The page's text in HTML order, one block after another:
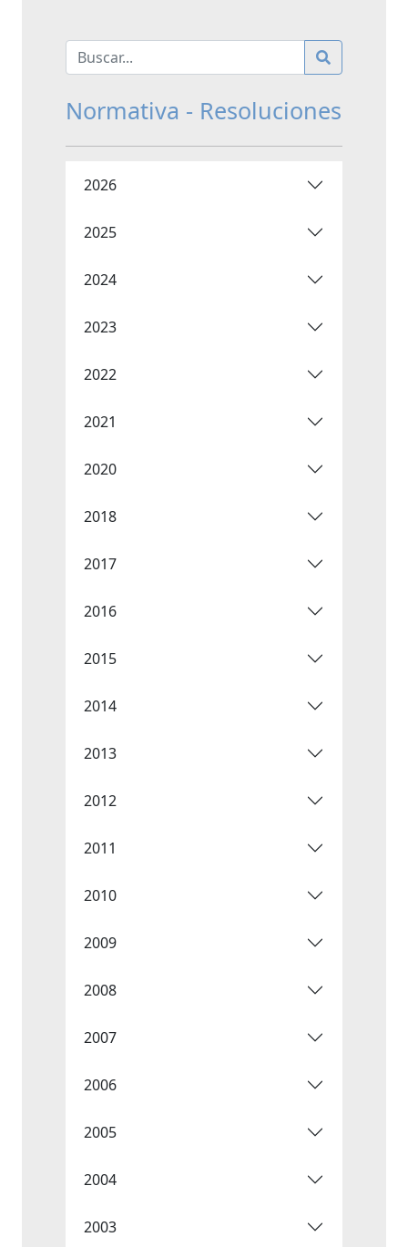
Normativa - Resoluciones
2026
2025
2024
2023
2022
2021
2020
2018
2017
2016
2015
2014
2013
2012
2011
2010
2009
2008
2007
2006
2005
2004
2003